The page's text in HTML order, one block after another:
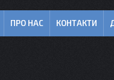
ПРО НАС КОНТАКТИ